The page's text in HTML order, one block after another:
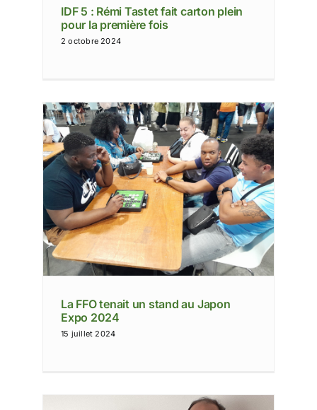
IDF 5 : Rémi Tastet fait carton plein
pour la première fois
2 octobre 2024
La FFO tenait un stand au Japon
Expo 2024
15 juillet 2024